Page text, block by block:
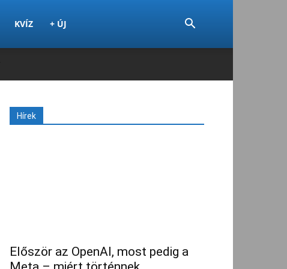
KVÍZ + ÚJ
Hírek
Először az OpenAI, most pedig a